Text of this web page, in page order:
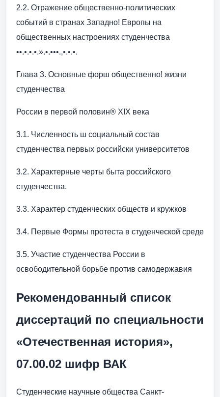
2.2. Отражение общественно-политических
событий в странах Западно! Европы на
общественных настроениях студенчества
••.•.•.•.».•.•••.,•.•.•.
Глава 3. Основные форш общественно! жизни
студенчества
России в первой половин® XIX века
3.1. Численность ш социальный состав
студенчества первых российски университетов
3.2. Характерные черты быта российского
студенчества.
3.3. Характер студенческих обществ и кружков
3.4. Первые Формы протеста в студенческой среде
3.5. Участие студенчества России в
освободительной борьбе против самодержавия
Рекомендованный список
диссертаций по специальности
«Отечественная история»,
07.00.02 шифр ВАК
Студенческие научные общества Санкт-